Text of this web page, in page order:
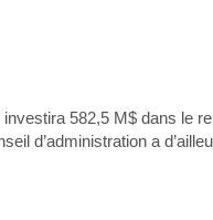
582,5 M$ dans le
d’administration a